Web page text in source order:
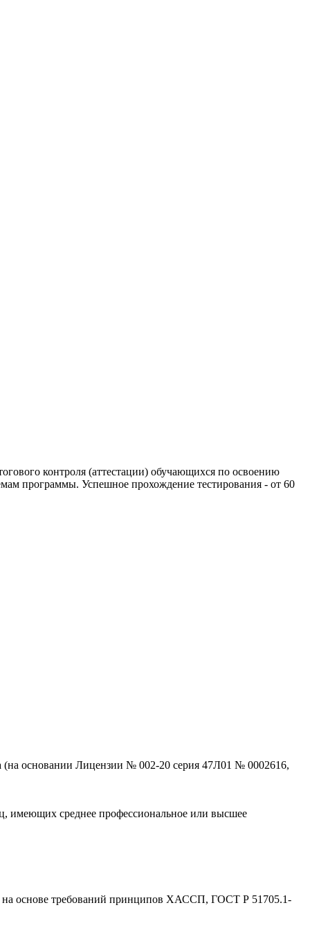
контроля (аттестации) обучающихся по освоению
программы. Успешное прохождение тестирования - от 60
(на основании Лицензии № 002-20 серия 47Л01 № 0002616,
имеющих среднее профессиональное или высшее
основе требований принципов ХАССП, ГОСТ Р 51705.1-